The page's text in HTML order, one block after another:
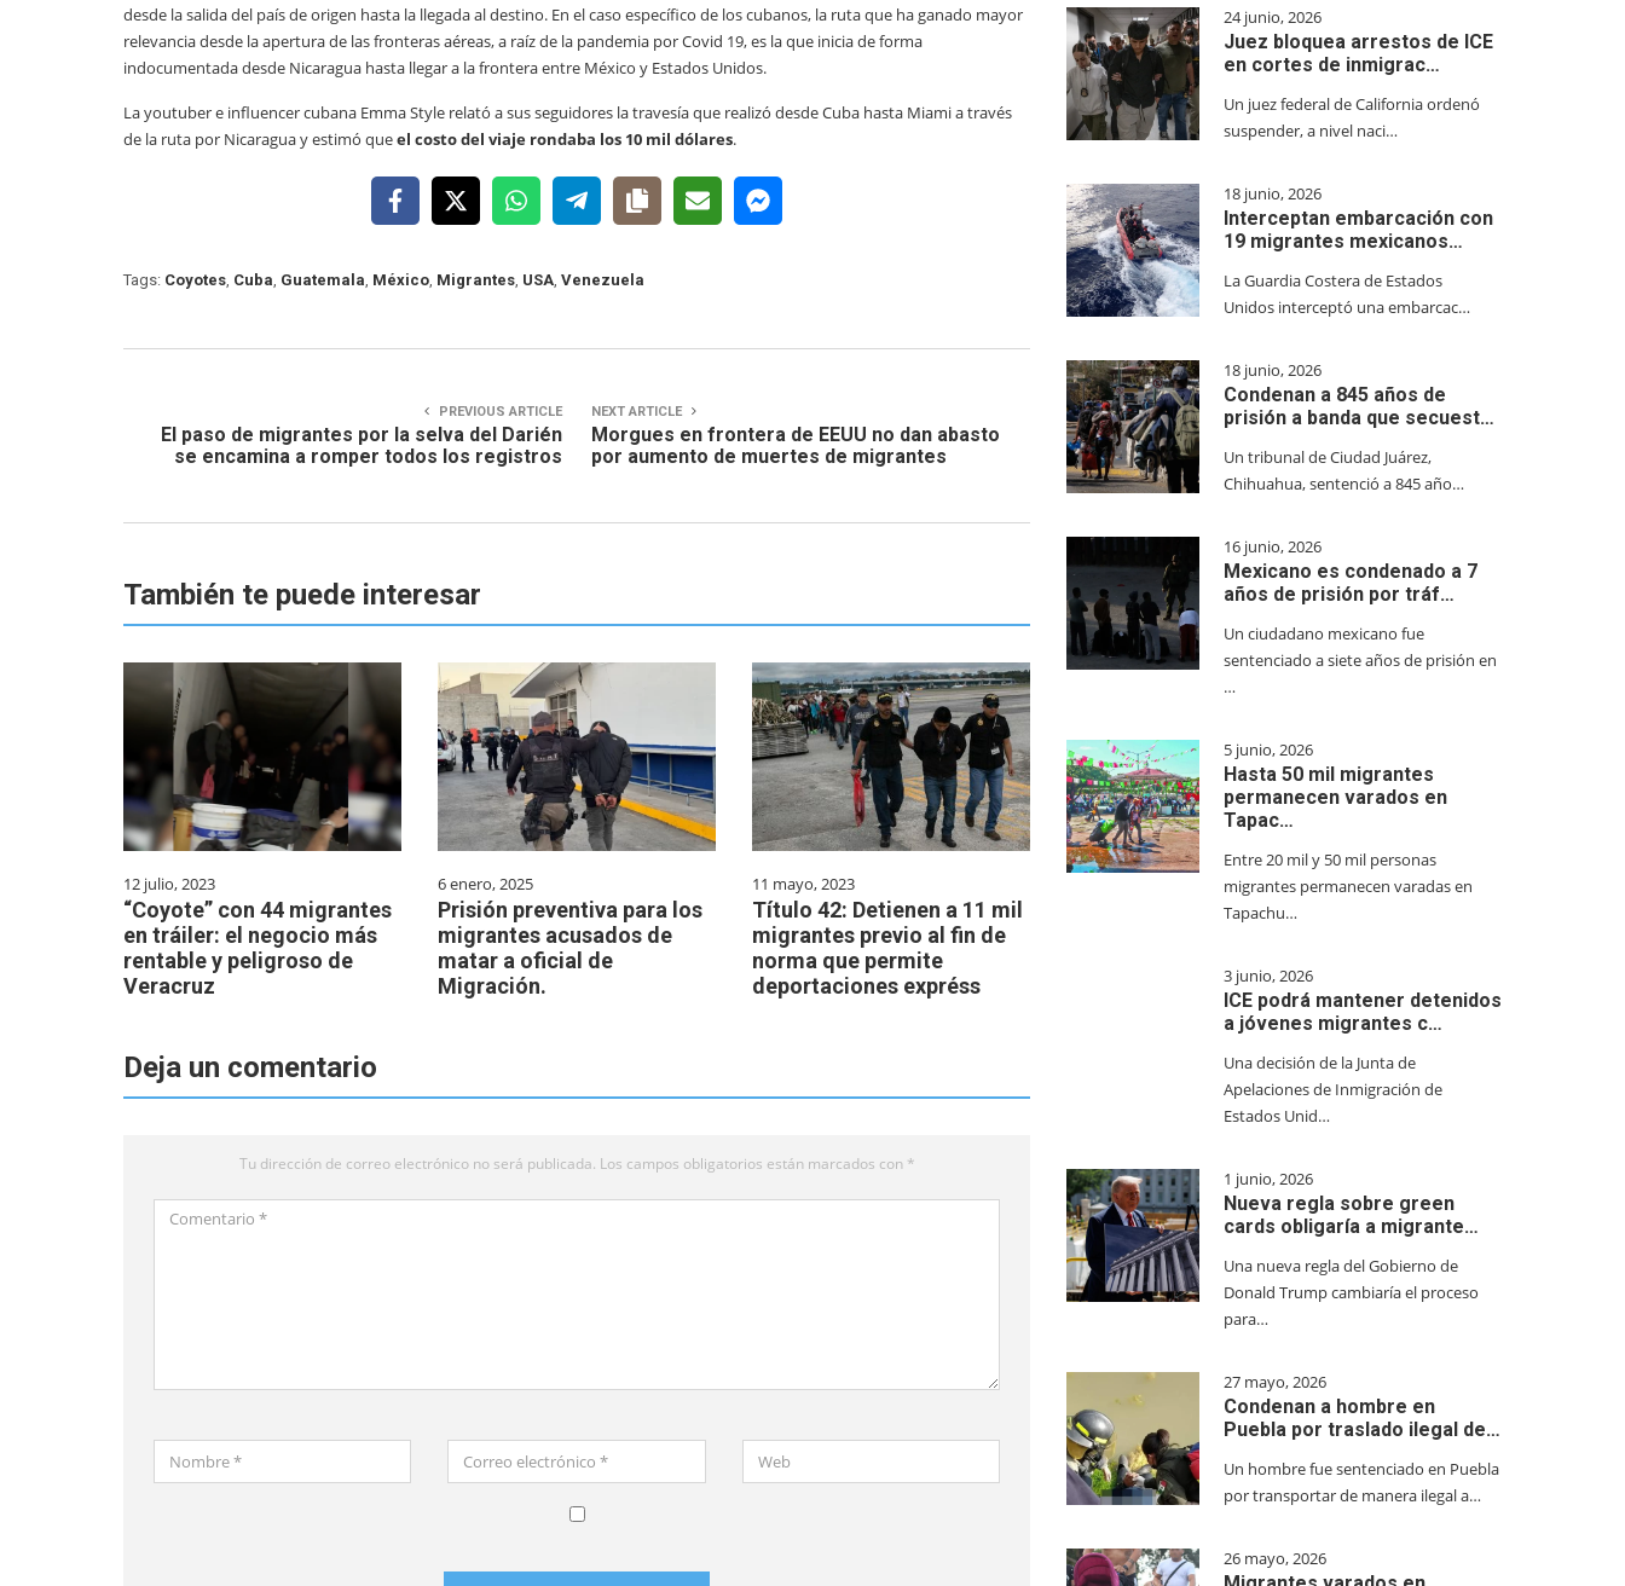
desde la salida del país de origen hasta la llegada al destino. En el caso específico de los cubanos, la ruta que ha ganado mayor
relevancia desde la apertura de las fronteras aéreas, a raíz de la pandemia por Covid 19, es la que inicia de forma
indocumentada desde Nicaragua hasta llegar a la frontera entre México y Estados Unidos.
La youtuber e influencer cubana Emma Style relató a sus seguidores la travesía que realizó desde Cuba hasta Miami a través
de la ruta por Nicaragua y estimó queel costo del viaje rondaba los 10 mil dólares.
Tags: Coyotes Cuba Guatemala México Migrantes USA Venezuela
PREVIOUS ARTICLE
El paso de migrantes por la selva del Darién
se encamina a romper todos los registros
NEXT ARTICLE
Morgues en frontera de EEUU no dan abasto
por aumento de muertes de migrantes
También te puede interesar
12 julio, 2023
“Coyote” con 44 migrantes
en tráiler: el negocio más
rentable y peligroso de
Veracruz
6 enero, 2025
Prisión preventiva para los
migrantes acusados de
matar a oficial de
Migración.
11 mayo, 2023
Título 42: Detienen a 11 mil
migrantes previo al fin de
norma que permite
deportaciones expréss
Deja un comentario
Tu dirección de correo electrónico no será publicada. Los campos obligatorios están marcados con *
Comentario
Nombre
*
Correo
electrónico
Web
24 junio, 2026
Juez bloquea arrestos de ICE
en cortes de inmigrac…
Un juez federal de California ordenó
suspender, a nivel naci…
18 junio, 2026
Interceptan embarcación con
19 migrantes mexicanos…
La Guardia Costera de Estados
Unidos interceptó una embarcac…
18 junio, 2026
Condenan a 845 años de
prisión a banda que secuest…
Un tribunal de Ciudad Juárez,
Chihuahua, sentenció a 845 año…
16 junio, 2026
Mexicano es condenado a 7
años de prisión por tráf…
Un ciudadano mexicano fue
sentenciado a siete años de prisión en
…
5 junio, 2026
Hasta 50 mil migrantes
permanecen varados en
Tapac…
Entre 20 mil y 50 mil personas
migrantes permanecen varadas en
Tapachu…
3 junio, 2026
ICE podrá mantener detenidos
a jóvenes migrantes c…
Una decisión de la Junta de
Apelaciones de Inmigración de
Estados Unid…
1 junio, 2026
Nueva regla sobre green
cards obligaría a migrante…
Una nueva regla del Gobierno de
Donald Trump cambiaría el proceso
para…
27 mayo, 2026
Condenan a hombre en
Puebla por traslado ilegal de…
Un hombre fue sentenciado en Puebla
por transportar de manera ilegal a…
26 mayo, 2026